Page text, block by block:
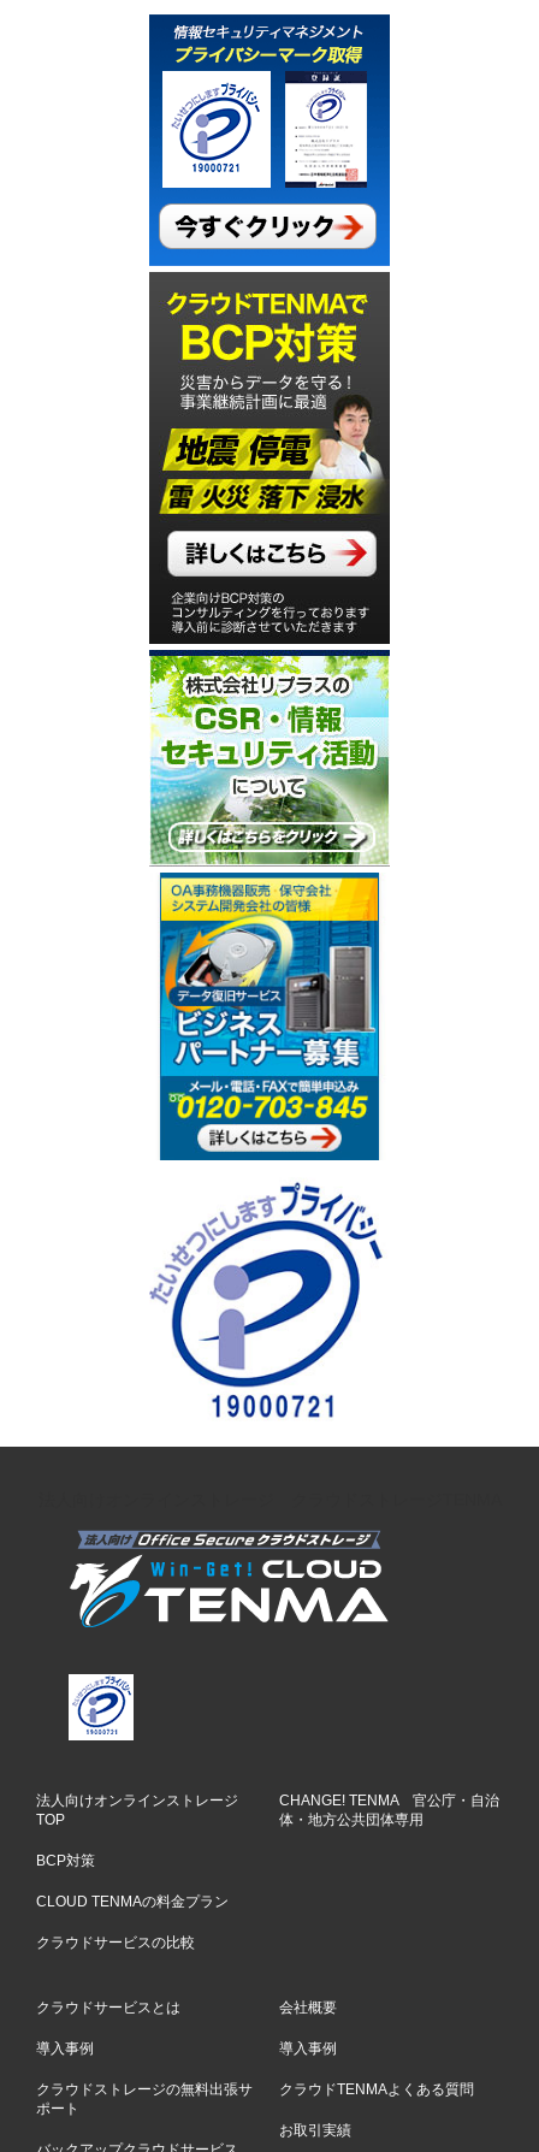
法人向けオンラインストレージ
TOP
BCP対策
CLOUD TENMAの料金プラン
クラウドサービスの比較
CHANGE! TENMA 官公庁・自治
体・地方公共団体専用
クラウドサービスとは
導入事例
クラウドストレージの無料出張サ
ポート
会社概要
導入事例
クラウドTENMAよくある質問
お取引実績